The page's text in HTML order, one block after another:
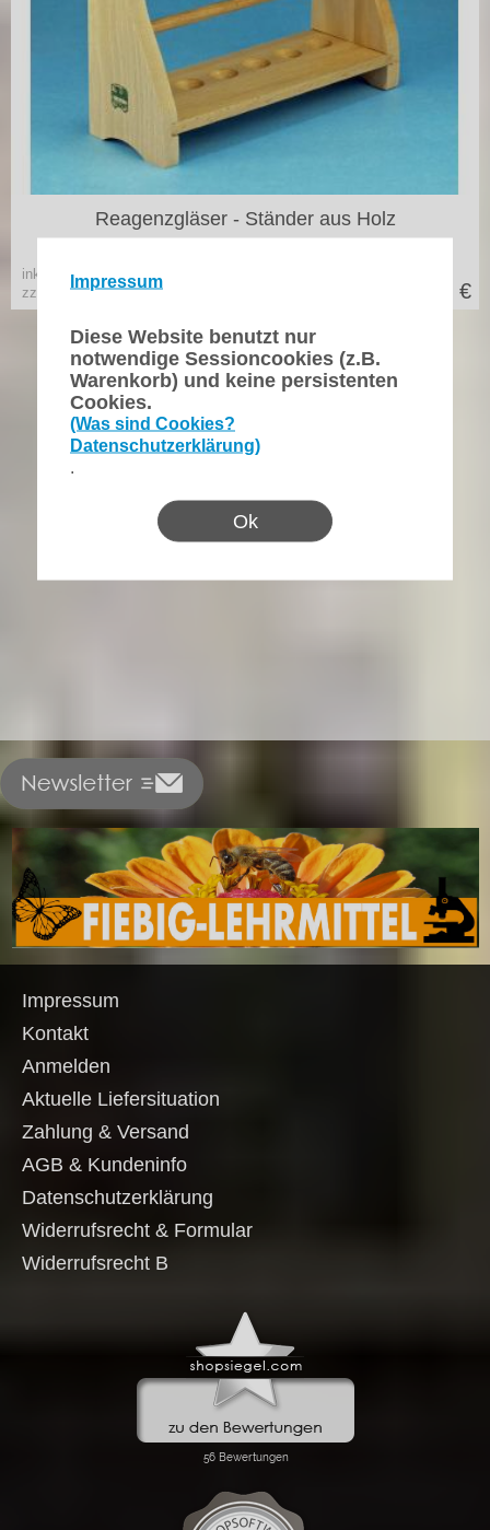
Impressum
Diese Website benutzt nur
notwendige Sessioncookies (z.B.
Warenkorb) und keine persistenten
Cookies.
(Was sind Cookies?
Datenschutzerklärung)
Ok
in vielen Varianten
Reagenzgläser - Ständer aus Holz
inkl. 19% MwSt.
zzgl. Versand
€
Impressum
Kontakt
Anmelden
Aktuelle Liefersituation
Zahlung & Versand
AGB & Kundeninfo
Datenschutzerklärung
Widerrufsrecht & Formular
Widerrufsrecht B